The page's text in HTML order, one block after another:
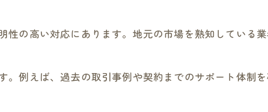
門店が選ばれる理由
元業者の安心感
の高い対応にあります。地元の市場を熟知している
例えば、過去の取引事例や契約までのサポート体制